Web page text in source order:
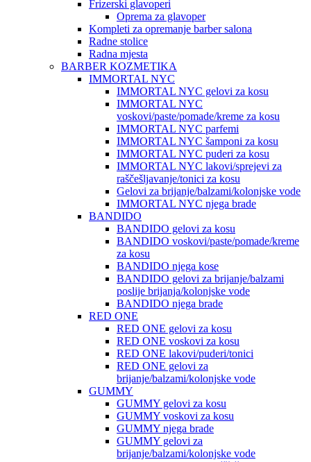
Frizerski glavoperi
Oprema za glavoper
Kompleti za opremanje barber salona
Radne stolice
Radna mjesta
BARBER KOZMETIKA
IMMORTAL NYC
IMMORTAL NYC gelovi za kosu
IMMORTAL NYC
voskovi/paste/pomade/kreme za kosu
IMMORTAL NYC parfemi
IMMORTAL NYC šamponi za kosu
IMMORTAL NYC puderi za kosu
IMMORTAL NYC lakovi/sprejevi za
raščešljavanje/tonici za kosu
Gelovi za brijanje/balzami/kolonjske vode
IMMORTAL NYC njega brade
BANDIDO
BANDIDO gelovi za kosu
BANDIDO voskovi/paste/pomade/kreme
za kosu
BANDIDO njega kose
BANDIDO gelovi za brijanje/balzami
poslije brijanja/kolonjske vode
BANDIDO njega brade
RED ONE
RED ONE gelovi za kosu
RED ONE voskovi za kosu
RED ONE lakovi/puderi/tonici
RED ONE gelovi za
brijanje/balzami/kolonjske vode
GUMMY
GUMMY gelovi za kosu
GUMMY voskovi za kosu
GUMMY njega brade
GUMMY gelovi za
brijanje/balzami/kolonjske vode